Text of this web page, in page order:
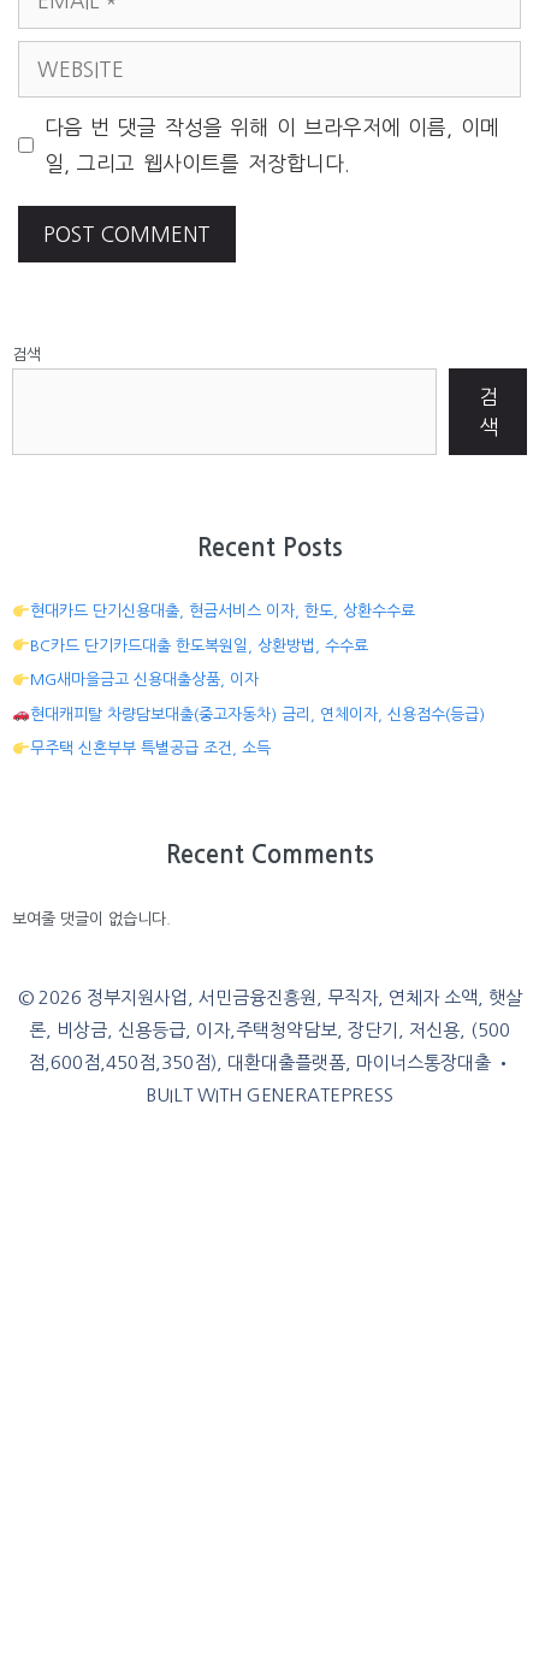
WEBSITE
다음 번 댓글 작성을 위해 이 브라우저에 이름, 이메
일, 그리고 웹사이트를 저장합니다.
검색
검
색
Recent Posts
현대카드 단기신용대출, 현금서비스 이자, 한도, 상환수수료
BC카드 단기카드대출 한도복원일, 상환방법, 수수료
MG새마을금고 신용대출상품, 이자
현대캐피탈 차량담보대출(중고자동차) 금리, 연체이자, 신용점수(등급)
무주택 신혼부부 특별공급 조건, 소득
Recent Comments
보여줄 댓글이 없습니다.
© 2026 정부지원사업, 서민금융진흥원, 무직자, 연체자 소액, 햇살
론, 비상금, 신용등급, 이자,주택청약담보, 장단기, 저신용, (500
점,600점,450점,350점), 대환대출플랫폼, 마이너스통장대출 •
BUILT WITH GENERATEPRESS